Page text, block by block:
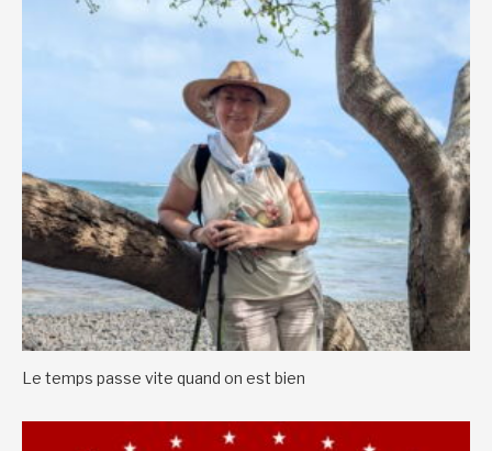
Le temps passe vite quand on est bien